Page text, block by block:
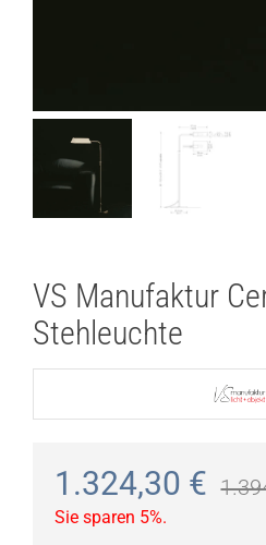
VS Manufaktur
Stehleuchte
1.324,30 €
Sie sparen 5%.